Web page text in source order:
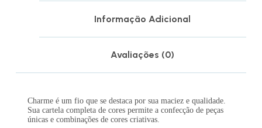
Informação Adicional
Avaliações (0)
Charme é um fio que se destaca por sua maciez e qualidade.
Sua cartela completa de cores permite a confecção de peças
únicas e combinações de cores criativas.